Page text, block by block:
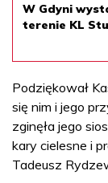
W Gdyni
terenie KL
Podziękował
się nim i jego
zginęła jego
kary cielesne i
Tadeusz